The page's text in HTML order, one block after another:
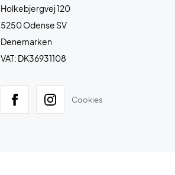
Holkebjergvej 120
5250 Odense SV
Denemarken
VAT: DK36931108
Cookies